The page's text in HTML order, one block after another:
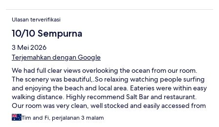
Ulasan terverifikasi
10/10 Sempurna
3 Mei 2026
Terjemahkan dengan Google
We had full clear views overlooking the ocean from our room.
The scenery was beautiful,.So relaxing watching people surfing
and enjoying the beach and local area. Eateries were within easy
walking distance. Highly recommend Salt Bar and restaurant.
Our room was very clean, well stocked and easily accessed from
the garage parking via a lift. Our favourite place of
accommodation so far on our trip. Definitely recommend and
Tim and Fi, perjalanan 3 malam